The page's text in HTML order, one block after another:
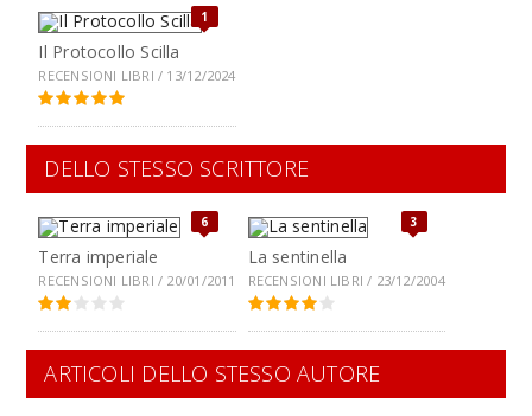
1
Il Protocollo Scilla
RECENSIONI LIBRI / 13/12/2024
DELLO STESSO SCRITTORE
6
Terra imperiale
RECENSIONI LIBRI / 20/01/2011
3
La sentinella
RECENSIONI LIBRI / 23/12/2004
ARTICOLI DELLO STESSO AUTORE